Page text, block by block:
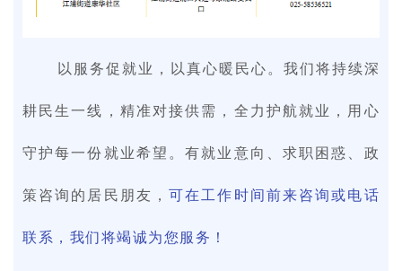
以服务促就业，以真心暖民心。我们将持续深
耕民生一线，精准对接供需，全力护航就业，用心
守护每一份就业希望。有就业意向、求职困惑、政
策咨询的居民朋友，可在工作时间前来咨询或电话
联系，我们将竭诚为您服务！